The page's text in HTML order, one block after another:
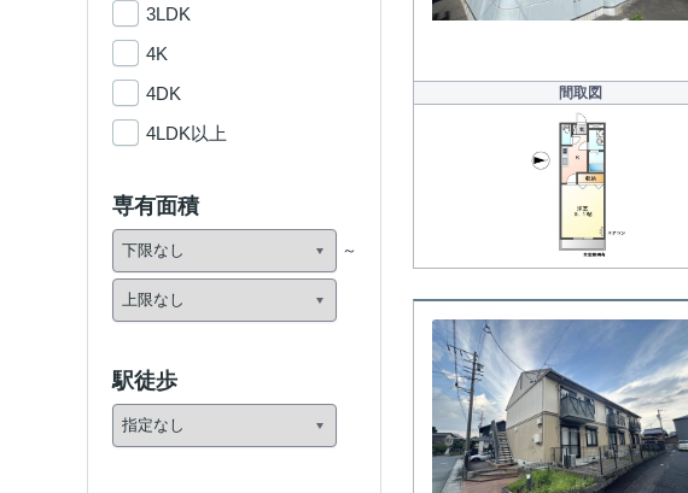
間取図
3LDK
4K
4DK
4LDK以上
専有面積
駅徒歩